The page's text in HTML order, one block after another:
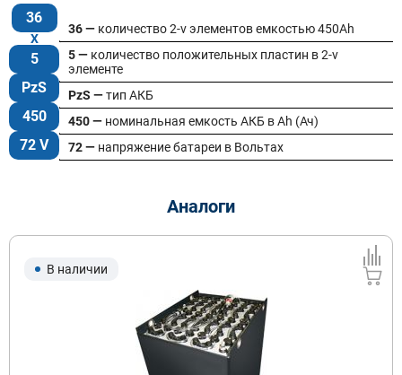
36
5
PzS
450
72 V
36 — количество 2-v элементов емкостью 450Ah
72 — напряжение батареи в Вольтах
5 — количество положительных пластин в 2-v
элементе
450 — номинальная емкость АКБ в Ah (Ач)
PzS —тип АКБ
Аналоги
В наличии